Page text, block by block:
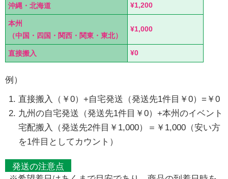
沖縄・北海道 ¥1,200
本州
（中国・四国・関西・関東・東北）
¥1,000
直接搬入 ¥0
例）
直接搬入（￥0）+自宅発送（発送先1件目￥0）=￥0
九州の自宅発送（発送先1件目￥0）+本州のイベント
宅配搬入（発送先2件目￥1,000）＝￥1,000（安い方
を1件目としてカウント）
発送の注意点